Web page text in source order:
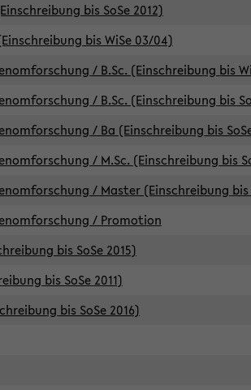
bis SoSe 2012)
bis WiSe 03/04)
/ B.Sc. (Einschreibung bis
/ B.Sc. (Einschreibung bis
/ Ba (Einschreibung bis
/ M.Sc. (Einschreibung bis
/ Master (Einschreibung bis
/ Promotion
bis SoSe 2015)
bis SoSe 2011)
bis SoSe 2016)